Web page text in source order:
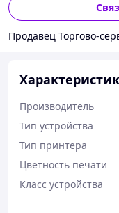
Продавец Торгово-
Производитель
Тип устройства
Тип принтера
Цветность печати
Класс устройства